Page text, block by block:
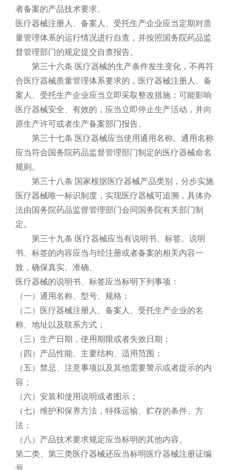
者备案的产品技术要求。
医疗器械注册人、备案人、受托生产企业应当定期对质
量管理体系的运行情况进行自查，并按照国务院药品监
督管理部门的规定提交自查报告。
第三十六条 医疗器械的生产条件发生变化，不再符
合医疗器械质量管理体系要求的，医疗器械注册人、备
案人、受托生产企业应当立即采取整改措施；可能影响
医疗器械安全、有效的，应当立即停止生产活动，并向
原生产许可或者生产备案部门报告。
第三十七条 医疗器械应当使用通用名称。通用名称
应当符合国务院药品监督管理部门制定的医疗器械命名
规则。
第三十八条 国家根据医疗器械产品类别，分步实施
医疗器械唯一标识制度，实现医疗器械可追溯，具体办
法由国务院药品监督管理部门会同国务院有关部门制
定。
第三十九条 医疗器械应当有说明书、标签。说明
书、标签的内容应当与经注册或者备案的相关内容一
致，确保真实、准确。
医疗器械的说明书、标签应当标明下列事项：
（一）通用名称、型号、规格；
（二）医疗器械注册人、备案人、受托生产企业的名
称、地址以及联系方式；
（三）生产日期，使用期限或者失效日期；
（四）产品性能、主要结构、适用范围；
（五）禁忌、注意事项以及其他需要警示或者提示的内
容；
（六）安装和使用说明或者图示；
（七）维护和保养方法，特殊运输、贮存的条件、方
法；
（八）产品技术要求规定应当标明的其他内容。
第二类、第三类医疗器械还应当标明医疗器械注册证编
号。